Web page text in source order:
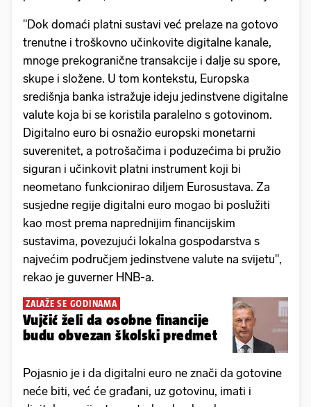
"Dok domaći platni sustavi već prelaze na gotovo
trenutne i troškovno učinkovite digitalne kanale,
mnoge prekogranične transakcije i dalje su spore,
skupe i složene. U tom kontekstu, Europska
središnja banka istražuje ideju jedinstvene digitalne
valute koja bi se koristila paralelno s gotovinom.
Digitalno euro bi osnažio europski monetarni
suverenitet, a potrošačima i poduzećima bi pružio
siguran i učinkovit platni instrument koji bi
neometano funkcionirao diljem Eurosustava. Za
susjedne regije digitalni euro mogao bi poslužiti
kao most prema naprednijim financijskim
sustavima, povezujući lokalna gospodarstva s
najvećim područjem jedinstvene valute na svijetu",
rekao je guverner HNB-a.
ZALAŽE SE GODINAMA
Vujčić želi da osobne financije
budu obvezan školski predmet
Pojasnio je i da digitalni euro ne znači da gotovine
neće biti, već će građani, uz gotovinu, imati i